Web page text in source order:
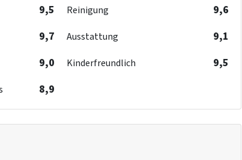
9,5 Reinigung 9,6
9,7 Ausstattung 9,1
9,0 Kinderfreundlich 9,5
8,9